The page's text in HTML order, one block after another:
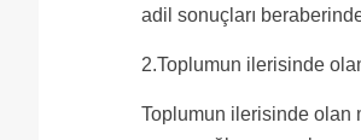
adil sonuçları
2.Toplumun ilerisinde
Toplumun ilerisinde olan